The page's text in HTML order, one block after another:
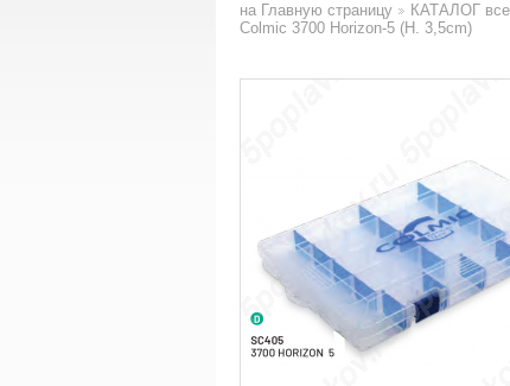
на Главную страницу
>
КАТАЛОГ
Colmic 3700 Horizon-5 (H. 3,5cm)